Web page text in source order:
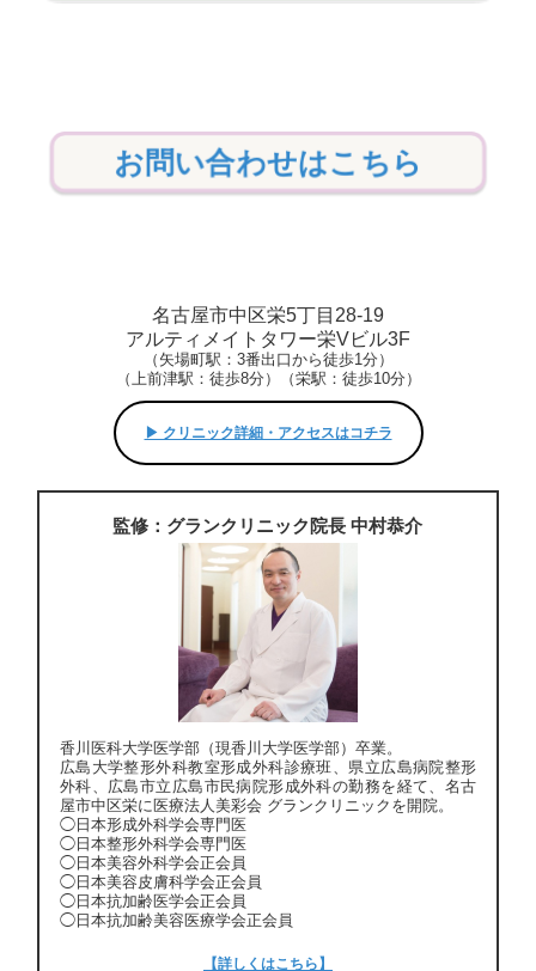
お問い合わせはこちら
名古屋市中区栄5丁目28-19
アルティメイトタワー栄Vビル3F
（矢場町駅：3番出口から徒歩1分）
（上前津駅：徒歩8分）（栄駅：徒歩10分）
▶︎ クリニック詳細・アクセスはコチラ
監修：グランクリニック院長 中村恭介
香川医科大学医学部（現香川大学医学部）卒業。
広島大学整形外科教室形成外科診療班、県立広島病院整形
外科、広島市立広島市民病院形成外科の勤務を経て、名古
屋市中区栄に医療法人美彩会 グランクリニックを開院。
◯日本形成外科学会専門医
◯日本整形外科学会専門医
◯日本美容外科学会正会員
◯日本美容皮膚科学会正会員
◯日本抗加齢医学会正会員
◯日本抗加齢美容医療学会正会員
【詳しくはこちら】